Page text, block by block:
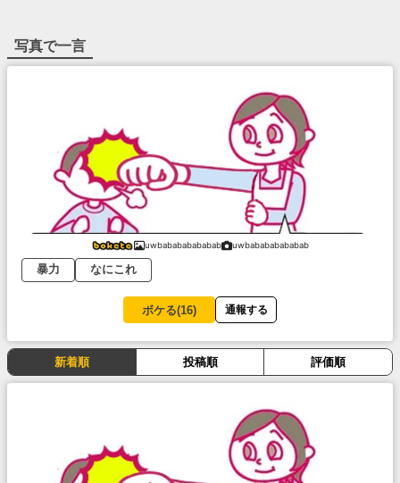
写真で一言
uwbabababababab uwbabababababab
暴力 なにこれ
ボケる(16) 通報する
新着順 投稿順 評価順